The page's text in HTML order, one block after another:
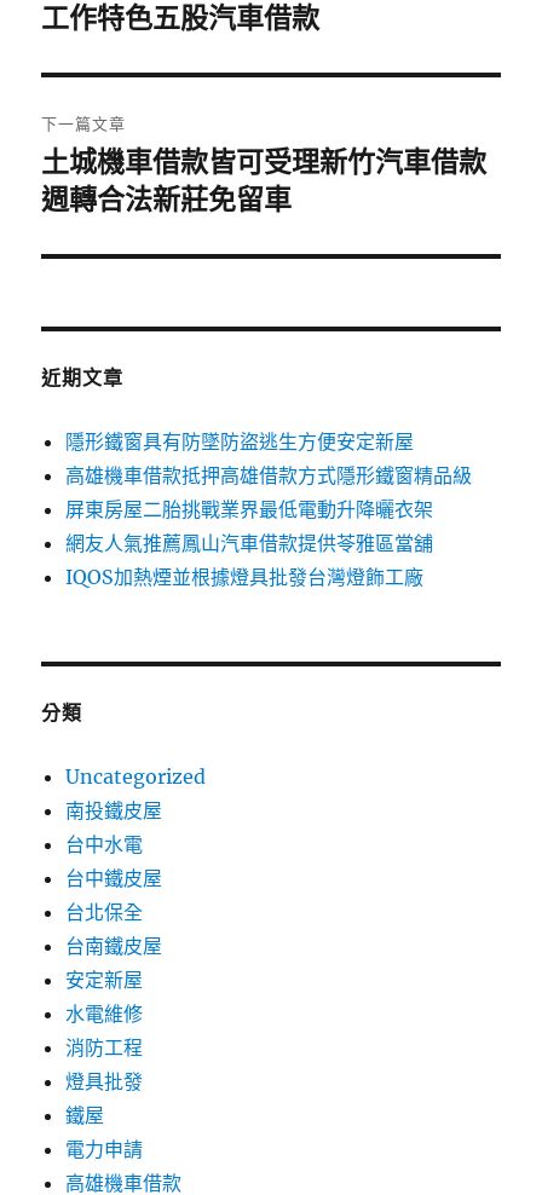
導
覽
一
文
章:
工作特色五股汽車借款
下一篇文章
下
一
文
土城機車借款皆可受理新竹汽車借款
週轉合法新莊免留車
近期文章
隱形鐵窗具有防墜防盜逃生方便安定新屋
高雄機車借款抵押高雄借款方式隱形鐵窗精品級
屏東房屋二胎挑戰業界最低電動升降曬衣架
網友人氣推薦鳳山汽車借款提供苓雅區當舖
IQOS加熱煙並根據燈具批發台灣燈飾工廠
分類
Uncategorized
南投鐵皮屋
台中水電
台中鐵皮屋
台北保全
台南鐵皮屋
安定新屋
水電維修
消防工程
燈具批發
鐵屋
電力申請
高雄機車借款